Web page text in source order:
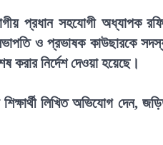
প্রধান সহযোগী অধ্যাপক
ও প্রভাষক কাউছারকে
করার নির্দেশ দেওয়া হয়েছে।
লিখিত অভিযোগ দেন,